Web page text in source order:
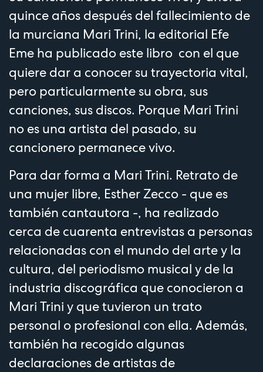
quince años después del fallecimiento de
la murciana Mari Trini, la editorial Efe
Eme ha publicado este libro con el que
quiere dar a conocer su trayectoria vital,
pero particularmente su obra, sus
canciones, sus discos. Porque Mari Trini
no es una artista del pasado, su
cancionero permanece vivo.
Para dar forma a Mari Trini. Retrato de
una mujer libre, Esther Zecco - que es
también cantautora -, ha realizado
cerca de cuarenta entrevistas a personas
relacionadas con el mundo del arte y la
cultura, del periodismo musical y de la
industria discográfica que conocieron a
Mari Trini y que tuvieron un trato
personal o profesional con ella. Además,
también ha recogido algunas
declaraciones de artistas de